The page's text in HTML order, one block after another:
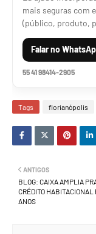
mais seguras com
(público, produto,
Falar no
55 41 98414-2905
Tags florianópolis
ANTIGOS
BLOG: CAIXA AMPLIA
CRÉDITO HABITACIONAL
ANOS